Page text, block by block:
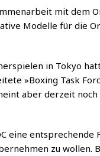
mit dem
Model­le für die
in Tokyo
»Boxing Task
aber der­zeit
eine ent­spre­chen­de
zu wol­len.